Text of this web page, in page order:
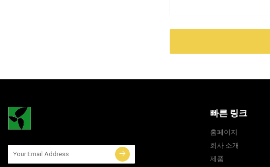
빠른 링크
홈페이지
회사 소개
제품